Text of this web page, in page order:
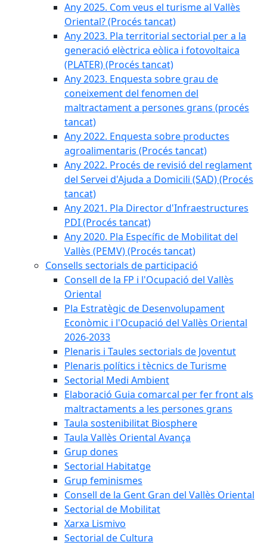
Any 2025. Com veus el turisme al Vallès
Oriental? (Procés tancat)
Any 2023. Pla territorial sectorial per a la
generació elèctrica eòlica i fotovoltaica
(PLATER) (Procés tancat)
Any 2023. Enquesta sobre grau de
coneixement del fenomen del
maltractament a persones grans (procés
tancat)
Any 2022. Enquesta sobre productes
agroalimentaris (Procés tancat)
Any 2022. Procés de revisió del reglament
del Servei d'Ajuda a Domicili (SAD) (Procés
tancat)
Any 2021. Pla Director d'Infraestructures
PDI (Procés tancat)
Any 2020. Pla Específic de Mobilitat del
Vallès (PEMV) (Procés tancat)
Consells sectorials de participació
Consell de la FP i l'Ocupació del Vallès
Oriental
Pla Estratègic de Desenvolupament
Econòmic i l'Ocupació del Vallès Oriental
2026-2033
Plenaris i Taules sectorials de Joventut
Plenaris polítics i tècnics de Turisme
Sectorial Medi Ambient
Elaboració Guia comarcal per fer front als
maltractaments a les persones grans
Taula sostenibilitat Biosphere
Taula Vallès Oriental Avança
Grup dones
Sectorial Habitatge
Grup feminismes
Consell de la Gent Gran del Vallès Oriental
Sectorial de Mobilitat
Xarxa Lismivo
Sectorial de Cultura